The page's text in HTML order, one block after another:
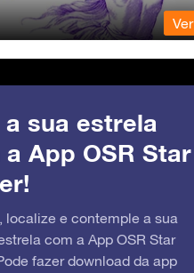
Ver
a sua estrela
App OSR Star
localize e contemple a sua
com a App OSR Star
fazer download da app